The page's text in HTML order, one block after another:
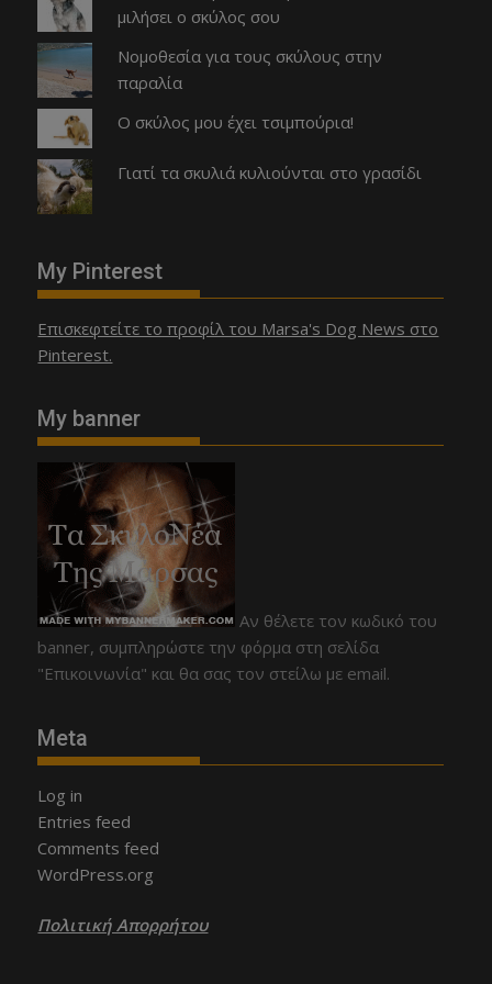
μιλήσει ο σκύλος σου
Νομοθεσία για τους σκύλους στην
παραλία
Ο σκύλος μου έχει τσιμπούρια!
Γιατί τα σκυλιά κυλιούνται στο γρασίδι
My Pinterest
Επισκεφτείτε το προφίλ του Marsa's Dog News στο
Pinterest.
My banner
Αν θέλετε τον κωδικό του
banner, συμπληρώστε την φόρμα στη σελίδα
"Επικοινωνία" και θα σας τον στείλω με email.
Meta
Log in
Entries feed
Comments feed
WordPress.org
Πολιτική Απορρήτου